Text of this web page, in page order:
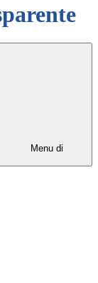
Menu di